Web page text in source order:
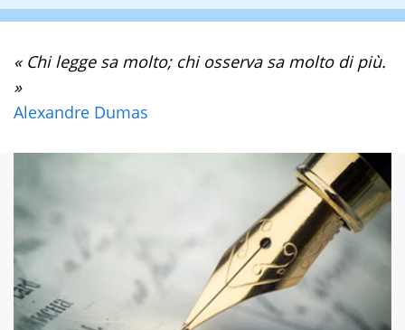
« Chi legge sa molto; chi osserva sa molto di più.
»
Alexandre Dumas